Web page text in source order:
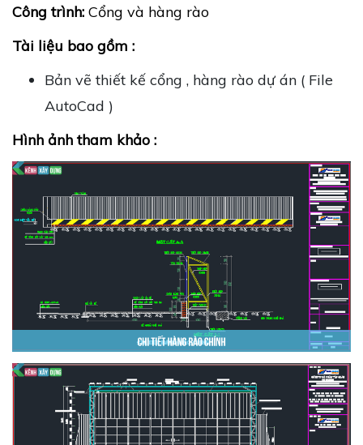
Công trình: Cổng và hàng rào
Tài liệu bao gồm :
Bản vẽ thiết kế cổng , hàng rào dự án ( File
AutoCad )
Hình ảnh tham khảo :